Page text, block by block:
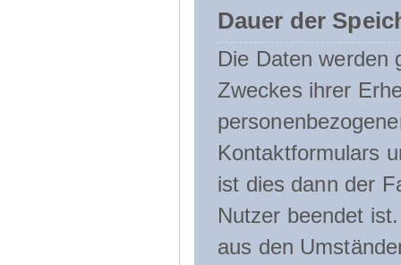
Dauer der
Die Daten werden
Zweckes ihrer
Kontaktformulars
ist dies dann der
Nutzer beendet
aus den